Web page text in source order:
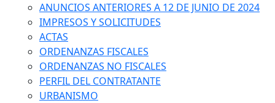
ANUNCIOS ANTERIORES A 12 DE JUNIO DE 2024
IMPRESOS Y SOLICITUDES
ACTAS
ORDENANZAS FISCALES
ORDENANZAS NO FISCALES
PERFIL DEL CONTRATANTE
URBANISMO